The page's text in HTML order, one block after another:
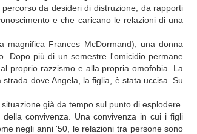
da desideri di distruzione, da rapporti
e che caricano le relazioni di una
Frances McDormand), una donna
Dopo più di un semestre l'omicidio permane
proprio razzismo e alla propria omofobia. La
dove Angela, la figlia, è stata uccisa. Su
già da tempo sul punto di esplodere.
convivenza. Una convivenza in cui i figli
negli anni '50, le relazioni tra persone sono